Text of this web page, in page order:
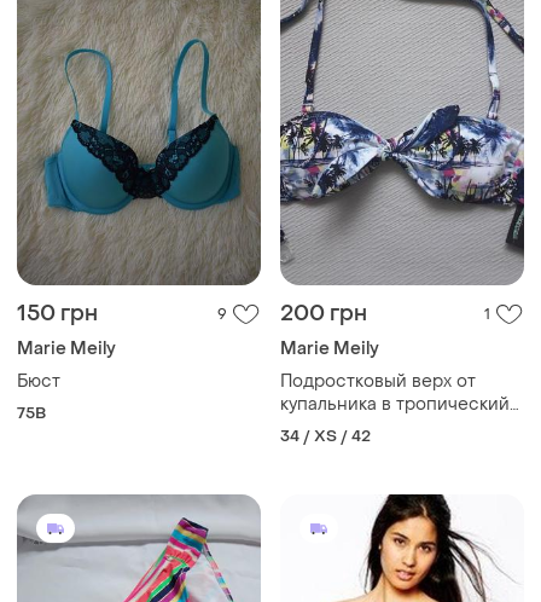
150 грн 9
Marie Meily
Бюст
75B
200 грн 1
Marie Meily
Подростковый верх от
купальника в тропический
принт marie meili
34 / XS / 42